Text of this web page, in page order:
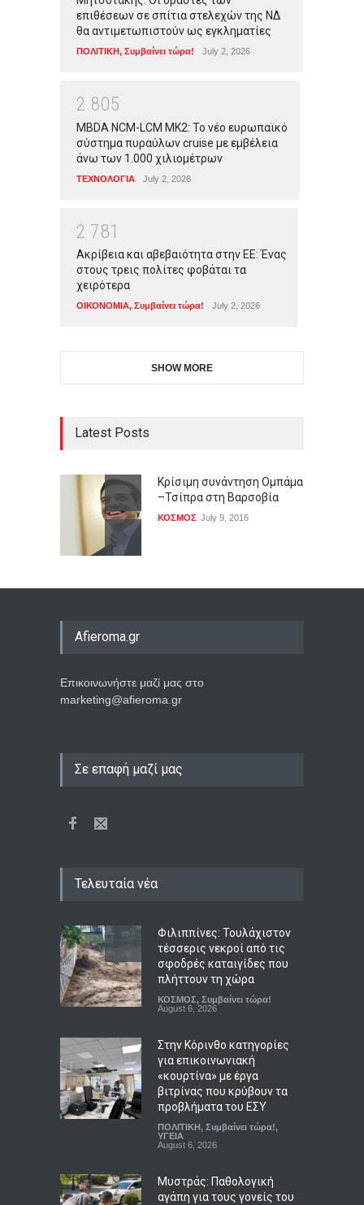
επιθέσεων σε σπίτια στελεχών της ΝΔ
θα αντιμετωπιστούν ως εγκληματίες
ΠΟΛΙΤΙΚΗ, Συμβαίνει τώρα! July 2, 2026
2 805
MBDA NCM-LCM MK2: Το νέο ευρωπαϊκό
σύστημα πυραύλων cruise με εμβέλεια
άνω των 1.000 χιλιομέτρων
ΤΕΧΝΟΛΟΓΙΑ July 2, 2026
2 781
Ακρίβεια και αβεβαιότητα στην ΕΕ: Ένας
στους τρεις πολίτες φοβάται τα
χειρότερα
ΟΙΚΟΝΟΜΙΑ, Συμβαίνει τώρα! July 2, 2026
SHOW MORE
Latest Posts
Κρίσιμη συνάντηση Ομπάμα
–Τσίπρα στη Βαρσοβία
ΚΟΣΜΟΣ July 9, 2016
Afieroma.gr
Επικοινωνήστε μαζί μας στο
marketing@afieroma.gr
Σε επαφή μαζί μας
Τελευταία νέα
Φιλιππίνες: Τουλάχιστον
τέσσερις νεκροί από τις
σφοδρές καταιγίδες που
πλήττουν τη χώρα
ΚΟΣΜΟΣ, Συμβαίνει τώρα!
August 6, 2026
Στην Κόρινθο κατηγορίες
για επικοινωνιακή
«κουρτίνα» με έργα
βιτρίνας που κρύβουν τα
προβλήματα του ΕΣΥ
ΠΟΛΙΤΙΚΗ, Συμβαίνει τώρα!,
ΥΓΕΙΑ
August 6, 2026
Μυστράς: Παθολογική
αγάπη για τους γονείς του